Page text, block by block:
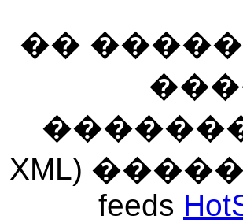
��
XML)
feeds